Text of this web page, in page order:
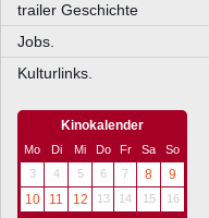
trailer Geschichte
Jobs.
Kulturlinks.
Kinokalender
Mo Di Mi Do Fr Sa
So
3
4 5 6 7 8
9
10
11 12 13 14 15 16